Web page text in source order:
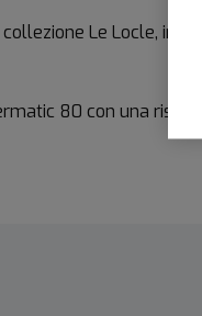
Le Locle, in
80 con una